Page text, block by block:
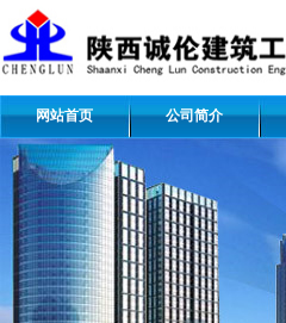
网站首页 公司简介